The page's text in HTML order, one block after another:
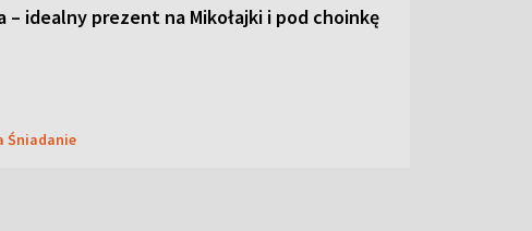
– idealny prezent na Mikołajki i pod choinkę
Śniadanie